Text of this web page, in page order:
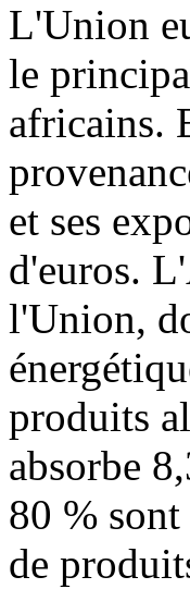
L'Union
le
africains.
et ses
d'euros.
l'Union,
produits
absorbe
80 %
de